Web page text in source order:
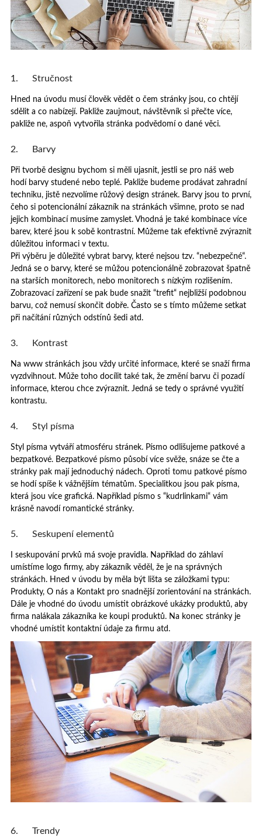
1. Stručnost
Hned na úvodu musí člověk vědět o čem stránky jsou, co chtějí
sdělit a co nabízejí. Pakliže zaujmout, návštěvník si přečte více,
pakliže ne, aspoň vytvořila stránka podvědomí o dané věci.
2. Barvy
Při tvorbě designu bychom si měli ujasnit, jestli se pro náš web
hodí barvy studené nebo teplé. Pakliže budeme prodávat zahradní
techniku, jistě nezvolíme růžový design stránek. Barvy jsou to první,
čeho si potencionální zákazník na stránkách všimne, proto se nad
jejich kombinací musíme zamyslet. Vhodná je také kombinace více
barev, které jsou k sobě kontrastní. Můžeme tak efektivně zvýraznit
důležitou informaci v textu.
Při výběru je důležité vybrat barvy, které nejsou tzv. “nebezpečné“.
Jedná se o barvy, které se můžou potencionálně zobrazovat špatně
na starších monitorech, nebo monitorech s nízkým rozlišením.
Zobrazovací zařízení se pak bude snažit “trefit“ nejbližší podobnou
barvu, což nemusí skončit dobře. Často se s tímto můžeme setkat
při načítání různých odstínů šedi atd.
3. Kontrast
Na www stránkách jsou vždy určité informace, které se snaží firma
vyzdvihnout. Může toho docílit také tak, že změní barvu či pozadí
informace, kterou chce zvýraznit. Jedná se tedy o správné využití
kontrastu.
4. Styl písma
Styl písma vytváří atmosféru stránek. Písmo odlišujeme patkové a
bezpatkové. Bezpatkové písmo působí více svěže, snáze se čte a
stránky pak mají jednoduchý nádech. Oproti tomu patkové písmo
se hodí spíše k vážnějším tématům. Specialitkou jsou pak písma,
která jsou více grafická. Například písmo s “kudrlinkami“ vám
krásně navodí romantické stránky.
5. Seskupení elementů
I seskupování prvků má svoje pravidla. Například do záhlaví
umístíme logo firmy, aby zákazník věděl, že je na správných
stránkách. Hned v úvodu by měla být lišta se záložkami typu:
Produkty, O nás a Kontakt pro snadnější zorientování na stránkách.
Dále je vhodné do úvodu umístit obrázkové ukázky produktů, aby
firma nalákala zákazníka ke koupi produktů. Na konec stránky je
vhodné umístit kontaktní údaje za firmu atd.
6. Trendy